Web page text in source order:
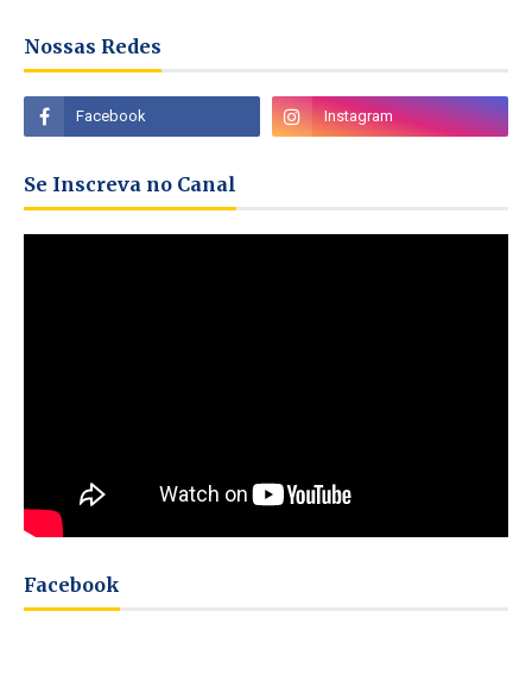
Nossas Redes
Se Inscreva no Canal
Facebook